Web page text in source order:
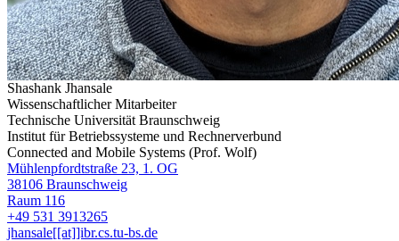
Shashank Jhansale
Wissenschaftlicher Mitarbeiter
Technische Universität Braunschweig
Institut für Betriebssysteme und Rechnerverbund
Connected and Mobile Systems (Prof. Wolf)
Mühlenpfordtstraße 23, 1. OG
38106 Braunschweig
Raum 116
+49 531 3913265
jhansale[[at]]ibr.cs.tu-bs.de